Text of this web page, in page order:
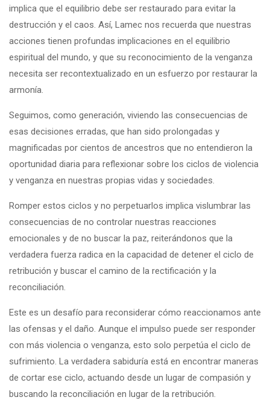
implica que el equilibrio debe ser restaurado para evitar la
destrucción y el caos. Así, Lamec nos recuerda que nuestras
acciones tienen profundas implicaciones en el equilibrio
espiritual del mundo, y que su reconocimiento de la venganza
necesita ser recontextualizado en un esfuerzo por restaurar la
armonía.
Seguimos, como generación, viviendo las consecuencias de
esas decisiones erradas, que han sido prolongadas y
magnificadas por cientos de ancestros que no entendieron la
oportunidad diaria para reflexionar sobre los ciclos de violencia
y venganza en nuestras propias vidas y sociedades.
Romper estos ciclos y no perpetuarlos implica vislumbrar las
consecuencias de no controlar nuestras reacciones
emocionales y de no buscar la paz, reiterándonos que la
verdadera fuerza radica en la capacidad de detener el ciclo de
retribución y buscar el camino de la rectificación y la
reconciliación.
Este es un desafío para reconsiderar cómo reaccionamos ante
las ofensas y el daño. Aunque el impulso puede ser responder
con más violencia o venganza, esto solo perpetúa el ciclo de
sufrimiento. La verdadera sabiduría está en encontrar maneras
de cortar ese ciclo, actuando desde un lugar de compasión y
buscando la reconciliación en lugar de la retribución.